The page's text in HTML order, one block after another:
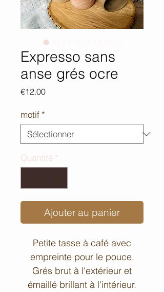
Expresso sans
anse grés ocre
€12.00Prix
motif *
Quantité *
Ajouter au panier
Petite tasse à café avec
empreinte pour le pouce.
Grés brut à l'extérieur et
émaillé brillant à l'intérieur.